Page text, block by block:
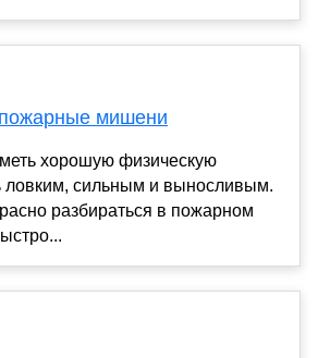
мишени
хорошую физическую
ловким, сильным и выносливым.
разбираться в пожарном